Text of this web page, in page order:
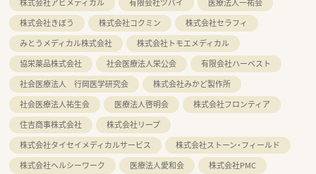
株式会社きぼう
株式会社コクミン
株式会社セラフィ
みとうメディカル株式会社
株式会社トモエメディカル
協栄薬品株式会社
社会医療法人栄公会
有限会社ハーベスト
社会医療法人 行岡医学研究会
株式会社みかど製作所
社会医療法人祐生会
医療法人啓明会
株式会社フロンティア
住吉商事株式会社
株式会社リープ
株式会社タイセイメディカルサービス
株式会社ストーン・フィールド
株式会社ヘルシーワーク
医療法人愛和会
株式会社PMC